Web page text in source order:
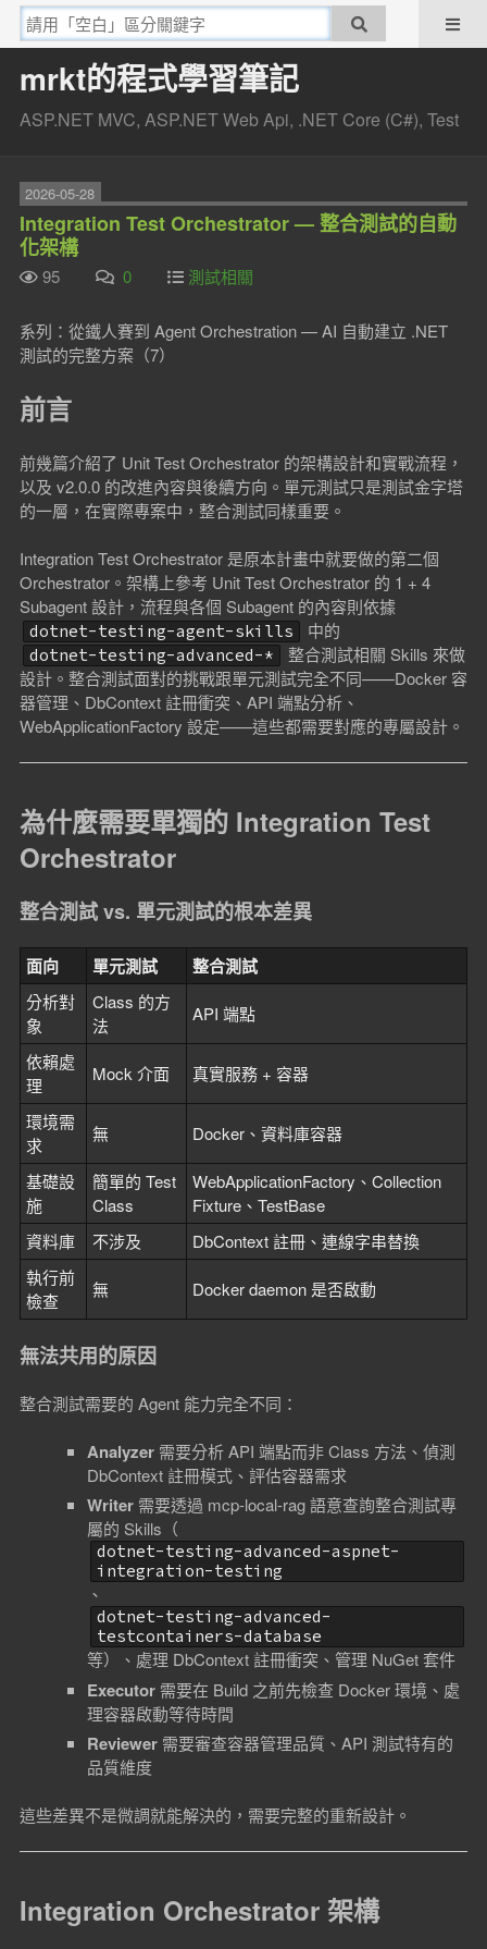
mrkt的程式學習筆記
ASP.NET MVC, ASP.NET Web Api, .NET Core (C#), Test
2026-05-28
Integration Test Orchestrator — 整合測試的自動
化架構
95 0 測試相關
系列：從鐵人賽到 Agent Orchestration — AI 自動建立 .NET
測試的完整方案（7）
前言
前幾篇介紹了 Unit Test Orchestrator 的架構設計和實戰流程，
以及 v2.0.0 的改進內容與後續方向。單元測試只是測試金字塔
的一層，在實際專案中，整合測試同樣重要。
Integration Test Orchestrator 是原本計畫中就要做的第二個
Orchestrator。架構上參考 Unit Test Orchestrator 的 1 + 4
Subagent 設計，流程與各個 Subagent 的內容則依據
dotnet-testing-agent-skills 中的
dotnet-testing-advanced-*
整合測試相關 Skills 來做
設計。整合測試面對的挑戰跟單元測試完全不同——Docker 容
器管理、DbContext 註冊衝突、API 端點分析、
WebApplicationFactory 設定——這些都需要對應的專屬設計。
為什麼需要單獨的 Integration Test
Orchestrator
整合測試 vs. 單元測試的根本差異
面向 單元測試 整合測試
分析對
象
Class 的方
法
API 端點
依賴處
理
Mock 介面 真實服務 + 容器
環境需
求
無 Docker、資料庫容器
基礎設
施
簡單的 Test
Class
WebApplicationFactory、Collection
Fixture、TestBase
資料庫
不涉及
DbContext 註冊、連線字串替換
執行前
檢查
無 Docker daemon 是否啟動
無法共用的原因
整合測試需要的 Agent 能力完全不同：
Analyzer需要分析 API 端點而非 Class 方法、偵測
DbContext 註冊模式、評估容器需求
Writer需要透過 mcp-local-rag 語意查詢整合測試專
屬的 Skills（
dotnet-testing-advanced-aspnet-
integration-testing
、
dotnet-testing-advanced-
testcontainers-database
等）、處理 DbContext 註冊衝突、管理 NuGet 套件
Executor需要在 Build 之前先檢查 Docker 環境、處
理容器啟動等待時間
Reviewer需要審查容器管理品質、API 測試特有的
品質維度
這些差異不是微調就能解決的，需要完整的重新設計。
Integration Orchestrator 架構